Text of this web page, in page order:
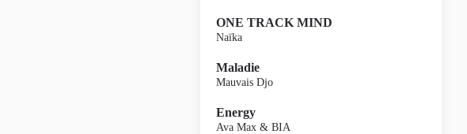
ONE TRACK MIND
Naïka
Maladie
Mauvais Djo
Energy
Ava Max & BIA